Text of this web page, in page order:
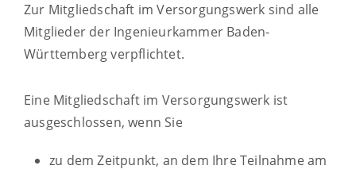
Zur Mitgliedschaft im Versorgungswerk sind alle
Mitglieder der Ingenieurkammer Baden-
Württemberg verpflichtet.
Eine Mitgliedschaft im Versorgungswerk ist
ausgeschlossen, wenn Sie
zu dem Zeitpunkt, an dem Ihre Teilnahme am